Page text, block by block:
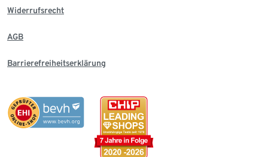
Widerrufsrecht
AGB
Barrierefreiheitserklärung